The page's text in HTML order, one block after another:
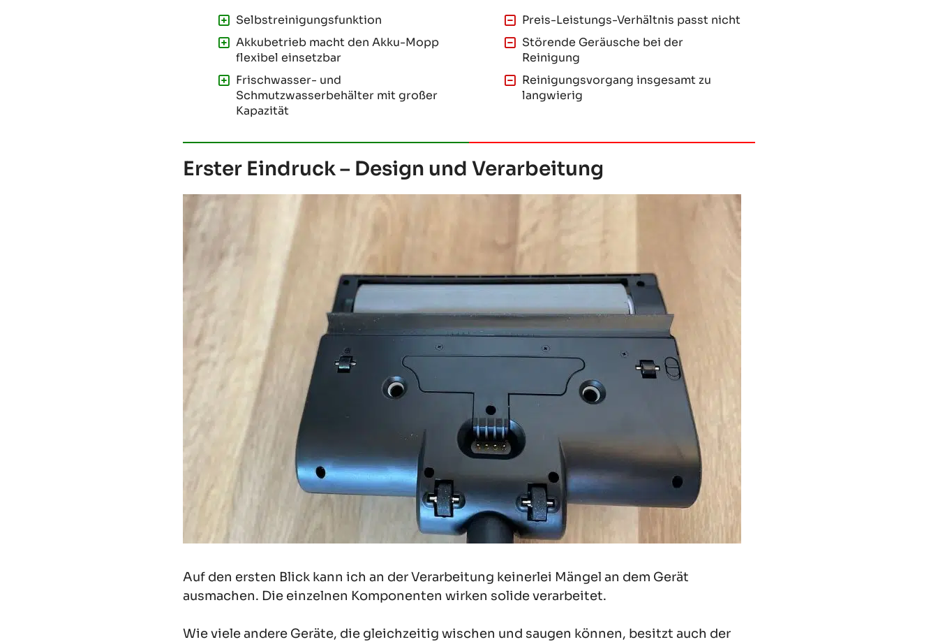
Selbstreinigungsfunktion
Akkubetrieb macht den Akku-Mopp
flexibel einsetzbar
Frischwasser- und
Schmutzwasserbehälter mit großer
Kapazität
Preis-Leistungs-Verhältnis passt nicht
Störende Geräusche bei der
Reinigung
Reinigungsvorgang insgesamt zu
langwierig
Erster Eindruck – Design und Verarbeitung
Auf den ersten Blick kann ich an der Verarbeitung keinerlei Mängel an dem Gerät
ausmachen. Die einzelnen Komponenten wirken solide verarbeitet.
Wie viele andere Geräte, die gleichzeitig wischen und saugen können, besitzt auch der